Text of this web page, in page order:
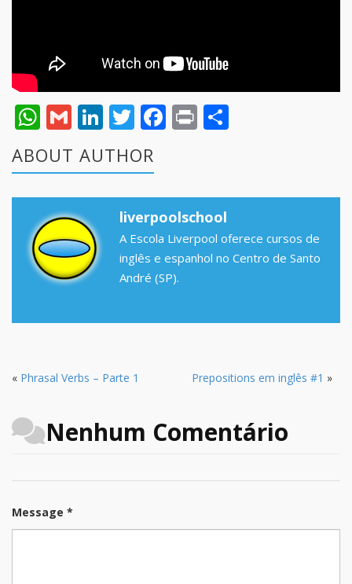
WhatsApp
GmailLinkedIn
Twitter
Facebook
Print
ABOUT AUTHOR
liverpoolschool
A Escola Liverpool oferece cursos de
inglês e espanhol no Centro de Santo
André (SP).
« Phrasal Verbs – Parte 1 Prepositions em inglês #1 »
Nenhum Comentário
Message *